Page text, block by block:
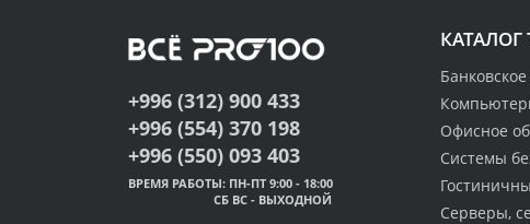
Офисное
Системы
Серверы,
+996 (312) 900 433
+996 (554) 370 198
+996 (550) 093 403
ВРЕМЯ РАБОТЫ: ПН-ПТ 9:00 - 18:00
СБ ВС - ВЫХОДНОЙ